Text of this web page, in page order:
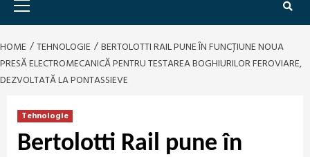
Primary
Menu
HOME TEHNOLOGIE
BERTOLOTTI RAIL PUNE ÎN FUNCȚIUNE NOUA
PRESĂ ELECTROMECANICĂ PENTRU TESTAREA BOGHIURILOR FEROVIARE,
DEZVOLTATĂ LA PONTASSIEVE
Tehnologie
Bertolotti Rail pune în